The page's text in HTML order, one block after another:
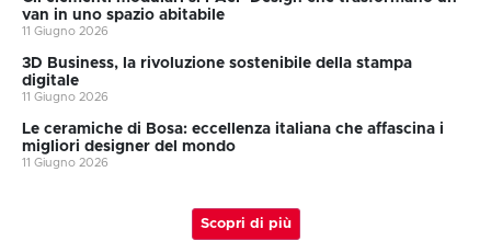
van in uno spazio abitabile
11 Giugno 2026
3D Business, la rivoluzione sostenibile della stampa
digitale
11 Giugno 2026
Le ceramiche di Bosa: eccellenza italiana che affascina i
migliori designer del mondo
11 Giugno 2026
Scopri di più